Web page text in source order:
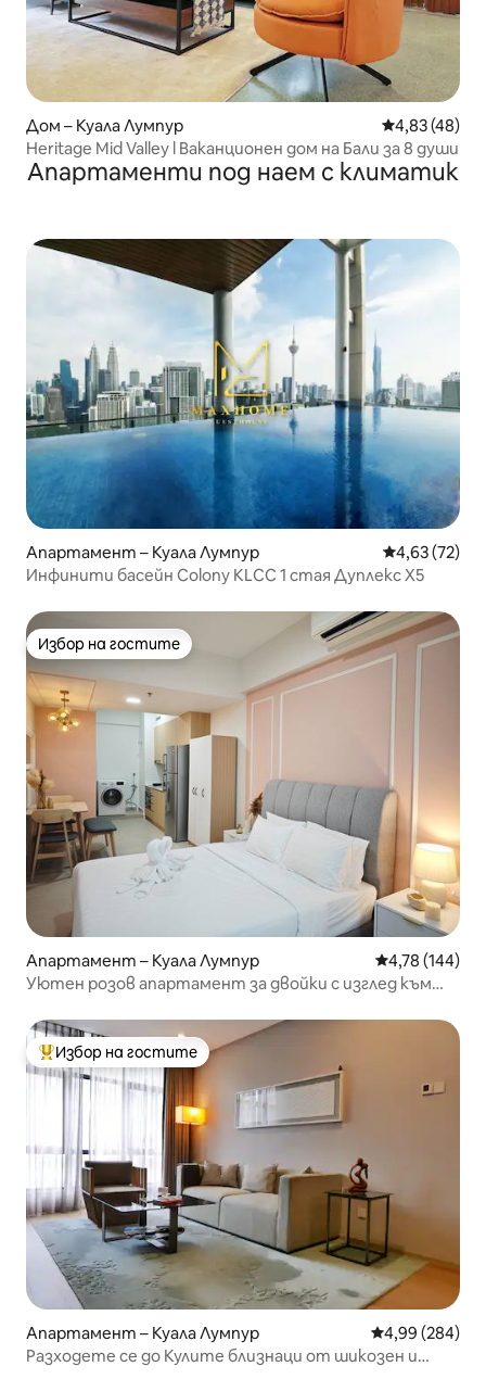
Дом – Куала Лумпур Средна
4,83 (48)
Heritage Mid Valley l Ваканционен дом на Бали за 8 души
Апартаменти под наем с климатик
Апартамент – Куала Лумпур Средна
4,63 (72)
Инфинити басейн Colony KLCC 1 стая Дуплекс X5
Избор на гостите
Избор на гостите
Апартамент – Куала Лумпур Средна
4,78 (144)
Уютен розов апартамент за двойки с изглед към
Най-популярен избор на гостите
Избор на гостите
Апартамент – Куала Лумпур Средна
4,99 (284)
Разходете се до Кулите близнаци от шикозен и